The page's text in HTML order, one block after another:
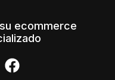
ecommerce